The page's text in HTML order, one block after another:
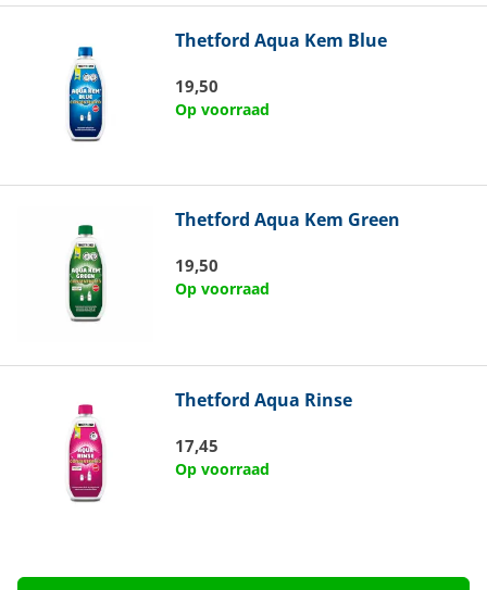
Thetford Aqua Kem Blue
19,50
Op voorraad
Thetford Aqua Kem Green
19,50
Op voorraad
Thetford Aqua Rinse
17,45
Op voorraad